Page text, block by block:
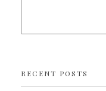
RECENT POSTS